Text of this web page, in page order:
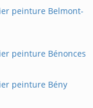
peinture Belmont-
peinture Bénonces
peinture Bény